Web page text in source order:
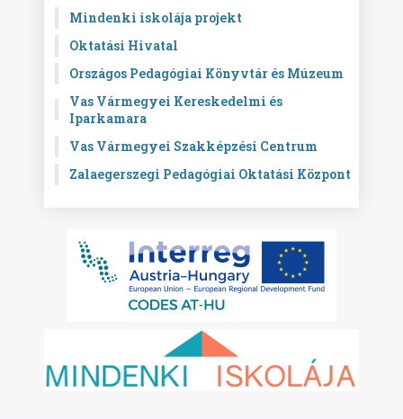
Mindenki iskolája projekt
Oktatási Hivatal
Országos Pedagógiai Könyvtár és Múzeum
Vas Vármegyei Kereskedelmi és
Iparkamara
Vas Vármegyei Szakképzési Centrum
Zalaegerszegi Pedagógiai Oktatási Központ